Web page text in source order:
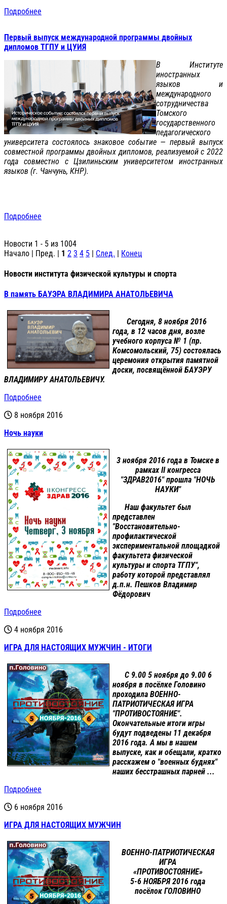
Подробнее
Первый выпуск международной программы двойных
дипломов ТГПУ и ЦУИЯ
В Институте
иностранных
языков и
международного
сотрудничества
Томского
государственного
педагогического
университета состоялось знаковое событие — первый выпуск
совместной программы двойных дипломов, реализуемой с 2022
года совместно с Цзилиньским университетом иностранных
языков (г. Чанчунь, КНР).
Подробнее
Новости 1 - 5 из 1004
Начало | Пред. | 1 2 3 4 5 | След. | Конец
Новости института физической культуры и спорта
В память БАУЭРА ВЛАДИМИРА АНАТОЛЬЕВИЧА
Сегодня, 8 ноября 2016
года, в 12 часов дня, возле
учебного корпуса № 1 (пр.
Комсомольский, 75) состоялась
церемония открытия памятной
доски, посвящённой БАУЭРУ
ВЛАДИМИРУ АНАТОЛЬЕВИЧУ.
Подробнее
8 ноября 2016
Ночь науки
3 ноября 2016 года в Томске в
рамках II конгресса
"ЗДРАВ2016" прошла "НОЧЬ
НАУКИ"
Наш факультет был
представлен
"Восстановительно-
профилактической
экспериментальной площадкой
факультета физической
культуры и спорта ТГПУ",
работу которой представлял
д.п.н. Пешков Владимир
Фёдорович
Подробнее
4 ноября 2016
ИГРА ДЛЯ НАСТОЯЩИХ МУЖЧИН - ИТОГИ
С 9.00 5 ноября до 9.00 6
ноября в посёлке Головино
проходила ВОЕННО-
ПАТРИОТИЧЕСКАЯ ИГРА
"ПРОТИВОСТОЯНИЕ".
Окончательные итоги игры
будут подведены 11 декабря
2016 года. А мы в нашем
выпуске, как и обещали, кратко
расскажем о "военных буднях"
наших бесстрашных парней ...
Подробнее
6 ноября 2016
ИГРА ДЛЯ НАСТОЯЩИХ МУЖЧИН
ВОЕННО-ПАТРИОТИЧЕСКАЯ
ИГРА
«ПРОТИВОСТОЯНИЕ»
5-6 НОЯБРЯ 2016 года
посёлок ГОЛОВИНО